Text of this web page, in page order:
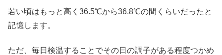
若い頃はもっと高く36.5℃から36.8℃の間くらいだったと
記憶します。
ただ、毎日検温することでその日の調子がある程度つかめ